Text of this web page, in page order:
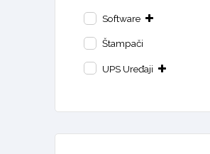
Software
Štampači
UPS Uređaji